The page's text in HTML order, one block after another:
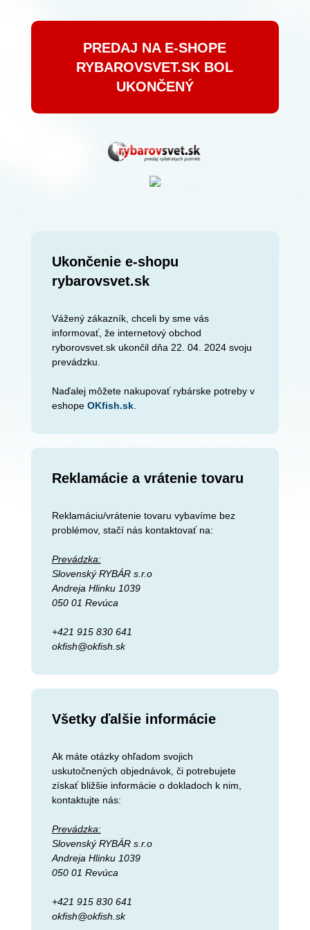
PREDAJ NA E-SHOPE
RYBAROVSVET.SK BOL
UKONČENÝ
Ukončenie e-shopu
rybarovsvet.sk
Vážený zákazník, chceli by sme vás
informovať, že internetový obchod
ryborovsvet.sk ukončil dňa 22. 04. 2024 svoju
prevádzku.
Naďalej môžete nakupovať rybárske potreby v
eshope OKfish.sk.
Reklamácie a vrátenie tovaru
Reklamáciu/vrátenie tovaru vybavíme bez
problémov, stačí nás kontaktovať na:
Prevádzka:
Slovenský RYBÁR s.r.o
Andreja Hlinku 1039
050 01 Revúca
+421 915 830 641
okfish@okfish.sk
Všetky ďalšie informácie
Ak máte otázky ohľadom svojich
uskutočnených objednávok, či potrebujete
získať bližšie informácie o dokladoch k nim,
kontaktujte nás:
Prevádzka:
Slovenský RYBÁR s.r.o
Andreja Hlinku 1039
050 01 Revúca
+421 915 830 641
okfish@okfish.sk